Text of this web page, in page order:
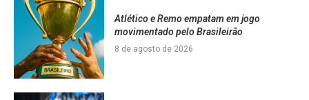
Atlético e Remo empatam em jogo
movimentado pelo Brasileirão
8 de agosto de 2026